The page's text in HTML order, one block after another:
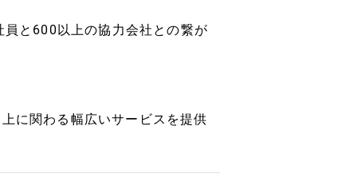
と600以上の協力会社との繋が
に関わる幅広いサービスを提供